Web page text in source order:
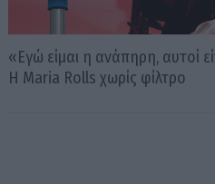
«Εγώ είμαι η ανάπηρη, αυτοί
Η Maria Rolls χωρίς φίλτρο